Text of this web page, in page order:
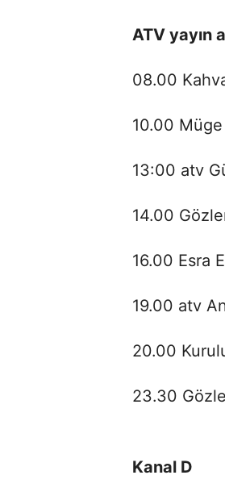
ATV yayın
08.00
10.00 Müge
13:00 atv
14.00
16.00 Esra
19.00 atv
20.00
23.30
Kanal D